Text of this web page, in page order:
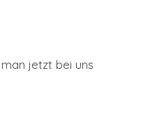
jetzt bei uns